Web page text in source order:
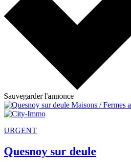
Sauvegarder l'annonce
URGENT
Quesnoy sur deule